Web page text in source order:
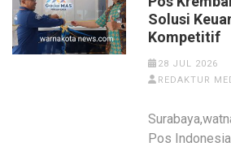
Solusi
Kompetitif
28 JUL 2026
REDAKTUR
Pos